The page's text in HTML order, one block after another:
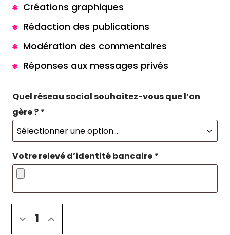
Créations graphiques
Rédaction des publications
Modération des commentaires
Réponses aux messages privés
Quel réseau social souhaitez-vous que l’on
gère ? *
Votre relevé d’identité bancaire *